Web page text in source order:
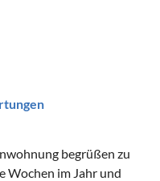
begrüßen zu
Wochen im Jahr und